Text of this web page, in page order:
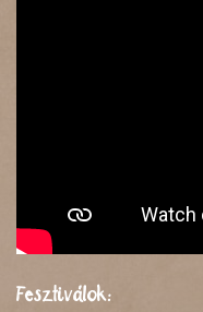
Fesztiválok: